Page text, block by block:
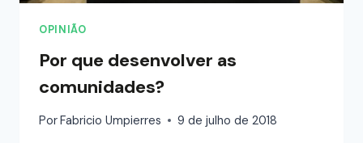
OPINIÃO
Por que desenvolver as
comunidades?
PorFabricio Umpierres 9 de julho de 2018